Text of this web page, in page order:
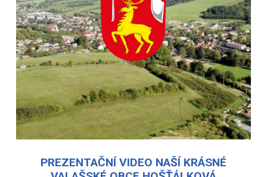
PREZENTAČNÍ VIDEO NAŠÍ KRÁSNÉ